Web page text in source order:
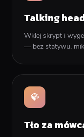
Talking
Wklej skrypt i
— bez statywu,
Tło za